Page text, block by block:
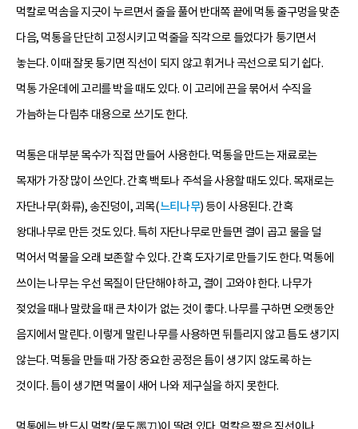
먹칼로 먹솜을 지긋이 누르면서 줄을 풀어 반대쪽 끝에 먹통 줄구멍을 맞춘
다음, 먹통을 단단히 고정시키고 먹줄을 직각으로 들었다가 퉁기면서
놓는다. 이때 잘못 퉁기면 직선이 되지 않고 휘거나 곡선으로 되기 쉽다.
먹통 가운데에 고리를 박을 때도 있다. 이 고리에 끈을 묶어서 수직을
가늠하는 다림추 대용으로 쓰기도 한다.
먹통은 대부분 목수가 직접 만들어 사용한다. 먹통을 만드는 재료로는
목재가 가장 많이 쓰인다. 간혹 백토나 주석을 사용할 때도 있다. 목재로는
자단나무(화류), 송진덩이, 괴목(느티나무) 등이 사용된다. 간혹
왕대나무로 만든 것도 있다. 특히 자단나무로 만들면 결이 곱고 물을 덜
먹어서 먹물을 오래 보존할 수 있다. 간혹 도자기로 만들기도 한다. 먹통에
쓰이는 나무는 우선 목질이 단단해야 하고, 결이 고와야 한다. 나무가
젖었을 때나 말랐을 때 큰 차이가 없는 것이 좋다. 나무를 구하면 오랫동안
음지에서 말린다. 이렇게 말린 나무를 사용하면 뒤틀리지 않고 틈도 생기지
않는다. 먹통을 만들 때 가장 중요한 공정은 틈이 생기지 않도록 하는
것이다. 틈이 생기면 먹물이 새어 나와 제구실을 하지 못한다.